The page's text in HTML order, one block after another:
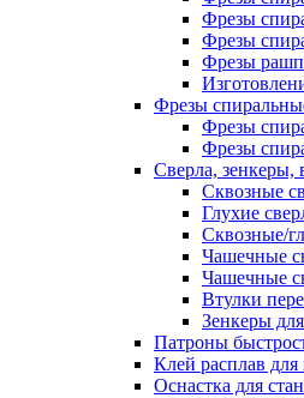
Фрезы
Фрезы
Фрезы
Фрезы
Фрезы
Фрезы
Сверла, зенкеры,
Сквозные
Глухие
Сквозные/
Чашечные
Чашечные
Втулки
Зенкеры
Патроны
Клей расплав
Оснастка для